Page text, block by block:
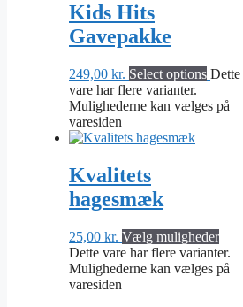
Kids Hits
Gavepakke
249,00 kr. Select options Dette
vare har flere varianter.
Mulighederne kan vælges på
varesiden
Kvalitets
hagesmæk
25,00 kr. Vælg muligheder
Dette vare har flere varianter.
Mulighederne kan vælges på
varesiden